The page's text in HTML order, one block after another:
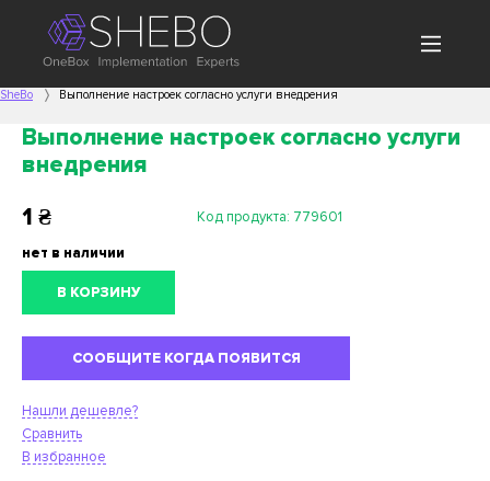
SheBo Выполнение настроек согласно услуги внедрения
Выполнение настроек согласно услуги
внедрения
1 ₴ Код продукта: 779601
нет в наличии
В КОРЗИНУ
СООБЩИТЕ КОГДА ПОЯВИТСЯ
Нашли дешевле?
Сравнить
В избранное